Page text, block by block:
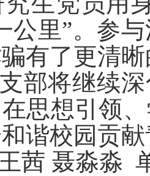
公里”。参
有了更清
部将继续
思想引领
谐校园贡
茜 聂淼淼